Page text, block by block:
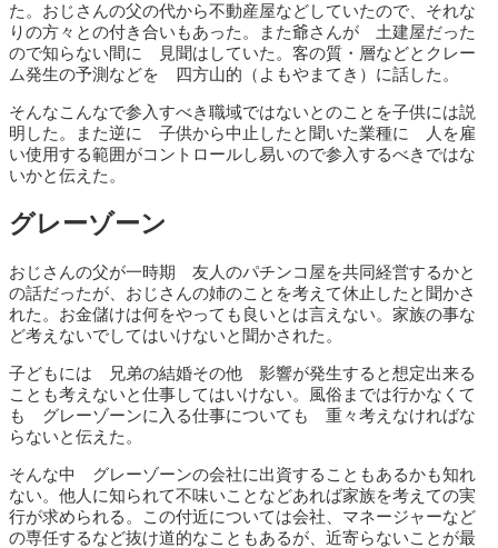
た。おじさんの父の代から不動産屋などしていたので、それな
りの方々との付き合いもあった。また爺さんが 土建屋だった
ので知らない間に 見聞はしていた。客の質・層などとクレー
ム発生の予測などを 四方山的（よもやまてき）に話した。
そんなこんなで参入すべき職域ではないとのことを子供には説
明した。また逆に 子供から中止したと聞いた業種に 人を雇
い使用する範囲がコントロールし易いので参入するべきではな
いかと伝えた。
グレーゾーン
おじさんの父が一時期 友人のパチンコ屋を共同経営するかと
の話だったが、おじさんの姉のことを考えて休止したと聞かさ
れた。お金儲けは何をやっても良いとは言えない。家族の事な
ど考えないでしてはいけないと聞かされた。
子どもには 兄弟の結婚その他 影響が発生すると想定出来る
ことも考えないと仕事してはいけない。風俗までは行かなくて
も グレーゾーンに入る仕事についても 重々考えなければな
らないと伝えた。
そんな中 グレーゾーンの会社に出資することもあるかも知れ
ない。他人に知られて不味いことなどあれば家族を考えての実
行が求められる。この付近については会社、マネージャーなど
の専任するなど抜け道的なこともあるが、近寄らないことが最